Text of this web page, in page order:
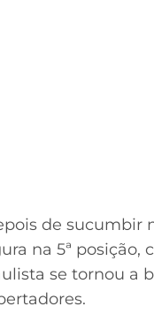
de sucumbir
na 5ª posição,
se tornou a